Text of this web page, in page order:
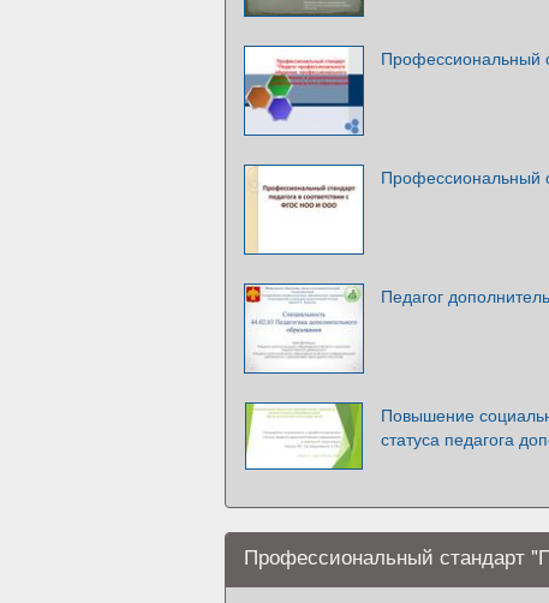
Профессиональный
Профессиональный
Педагог
Повышение
статуса педагога
Профессиональный стандарт